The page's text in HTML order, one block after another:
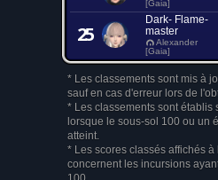
[Gaia]
25
Dark- Flame-
master
Alexander
[Gaia]
* Les classements sont mis à
sauf en cas d'erreur lors de
* Les classements sont établis
lorsque le sous-sol 100 ou un
atteint.
* Les scores classés affichés à
concernent les incursions